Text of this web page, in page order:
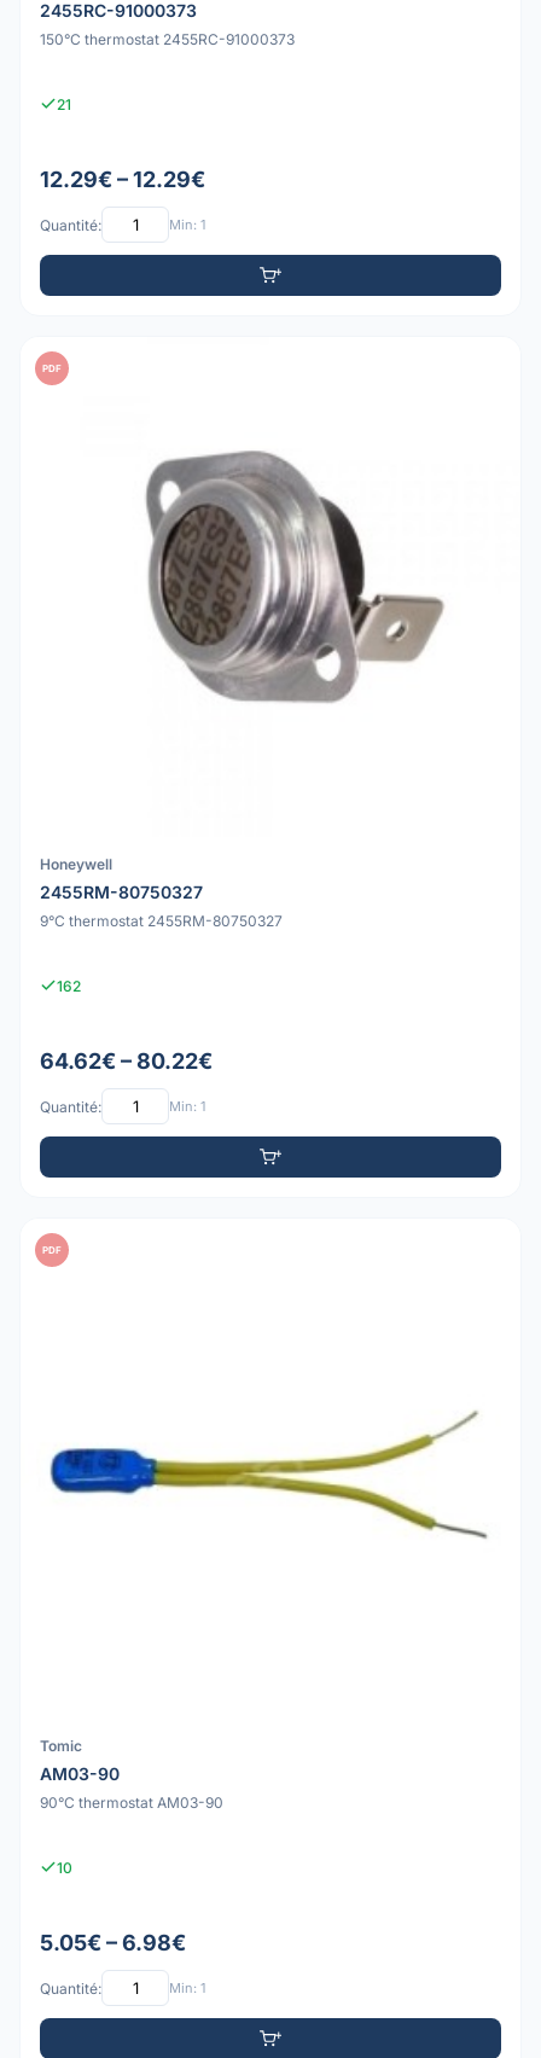
2455RC-91000373
150°C thermostat 2455RC-91000373
21
12.29€ – 12.29€
Quantité: Min: 1
PDF
Honeywell
2455RM-80750327
9°C thermostat 2455RM-80750327
162
64.62€ – 80.22€
Quantité: Min: 1
PDF
Tomic
AM03-90
90°C thermostat AM03-90
10
5.05€ – 6.98€
Quantité: Min: 1